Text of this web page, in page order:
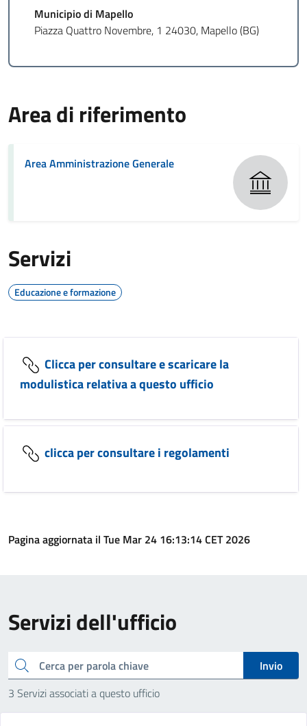
Municipio di Mapello
Piazza Quattro Novembre, 1 24030, Mapello (BG)
Area di riferimento
Area Amministrazione Generale
Servizi
Educazione e formazione
Clicca per consultare e scaricare la
modulistica relativa a questo ufficio
clicca per consultare i regolamenti
Pagina aggiornata il Tue Mar 24 16:13:14 CET 2026
Servizi dell'ufficio
cerca
Invio
3 Servizi associati a questo ufficio